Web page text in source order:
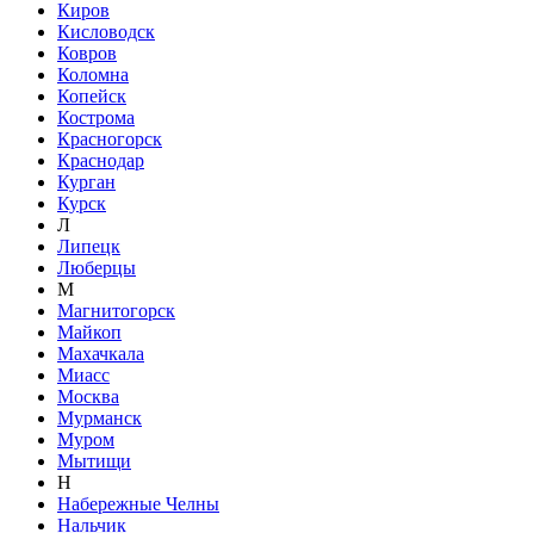
Киров
Кисловодск
Ковров
Коломна
Копейск
Кострома
Красногорск
Краснодар
Курган
Курск
Л
Липецк
Люберцы
М
Магнитогорск
Майкоп
Махачкала
Миасс
Москва
Мурманск
Муром
Мытищи
Н
Набережные Челны
Нальчик